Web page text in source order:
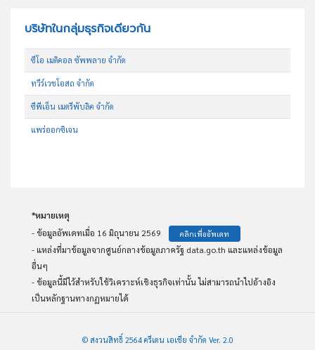
บริษัทในกลุ่มธุรกิจเดียวกัน
ซีโอ เมดิคอล ซัพพลาย จำกัด
ทวีร์เวชโอสถ จำกัด
ซีพีเอ็น เมดรีพับลิค จำกัด
แพร่ออกซิเจน
*หมายเหตุ
- ข้อมูลอัพเดทเมื่อ 16 มิถุนายน 2569
คลิกเพื่ออัพเดท
- แหล่งที่มาข้อมูลจากศูนย์กลางข้อมูลภาครัฐ data.go.th และแหล่งข้อมูล
อื่นๆ
- ข้อมูลนี้มีไว้สำหรับใช้วิเคราะห์เชิงธุรกิจเท่านั้น ไม่สามารถนำไปอ้างอิง
เป็นหลักฐานทางกฏหมายได้
© สงวนสิทธิ์ 2564 ครีเดน เอเชีย จำกัด Ver. 2.0